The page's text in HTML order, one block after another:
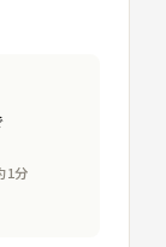
1分